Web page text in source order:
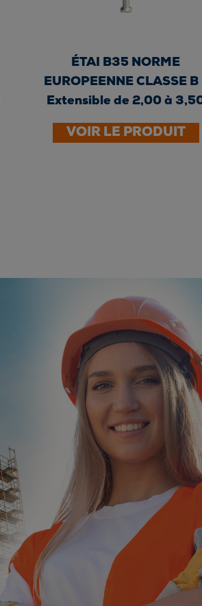
ÉTAI B35 NORME
EUROPEENNE CLASSE B
Extensible de 2,00 à
m -...
VOIR LE PRODUIT